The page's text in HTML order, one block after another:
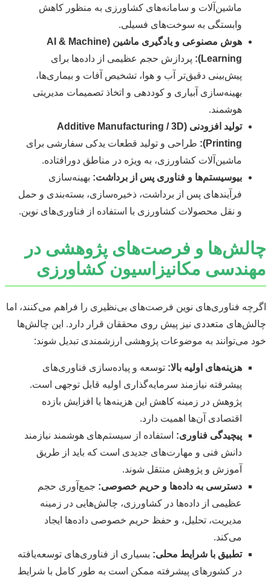
ماشین‌آلات و سامانه‌های کشاورزی به منظور کاهش
وابستگی به سوخت‌های فسیلی.
هوش مصنوعی و یادگیری ماشین (AI & Machine
Learning):
پردازش حجم عظیمی از داده‌ها برای
پیش‌بینی دقیق‌تر آب و هوا، تشخیص آفات و بیماری‌ها،
بهینه‌سازی آبیاری و کوددهی و اتخاذ تصمیمات مدیریتی
هوشمند.
تولید افزودنی (Additive Manufacturing / 3D
Printing):
طراحی و تولید قطعات یدکی سفارشی برای
ماشین‌آلات کشاورزی، به ویژه در مناطق دورافتاده.
بیوسیستم‌ها و فناوری پس از برداشت: بهینه‌سازی
فرآیندهای پس از برداشت، ذخیره‌سازی، بسته‌بندی و حمل
و نقل محصولات کشاورزی با استفاده از فناوری‌های نوین.
چالش‌ها و فرصت‌های پژوهشی در
مهندسی مکانیزاسیون کشاورزی
اگرچه فناوری‌های نوین فرصت‌های بی‌نظیری را فراهم می‌کنند، اما
چالش‌های متعددی نیز پیش روی محققان قرار دارد. این چالش‌ها
خود می‌توانند به موضوعات پژوهشی ارزشمندی تبدیل شوند:
هزینه‌های اولیه بالا: توسعه و پیاده‌سازی فناوری‌های
پیشرفته نیازمند سرمایه‌گذاری اولیه قابل توجهی است.
پژوهش در زمینه کاهش این هزینه‌ها یا افزایش بازده
اقتصادی آن‌ها اهمیت دارد.
پیچیدگی فناوری: استفاده از سیستم‌های هوشمند نیازمند
دانش فنی و مهارت‌های جدیدی است که باید از طریق
آموزش و پژوهش منتقل شوند.
دسترسی به داده‌ها و حریم خصوصی: جمع‌آوری حجم
عظیمی از داده‌ها در کشاورزی، چالش‌هایی در زمینه
مدیریت، تحلیل، و حفظ حریم خصوصی داده‌ها ایجاد
می‌کند.
تطبیق با شرایط محلی: بسیاری از فناوری‌های توسعه‌یافته
در کشورهای پیشرفته ممکن است به طور کامل با شرایط